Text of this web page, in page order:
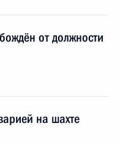
от должности
на шахте